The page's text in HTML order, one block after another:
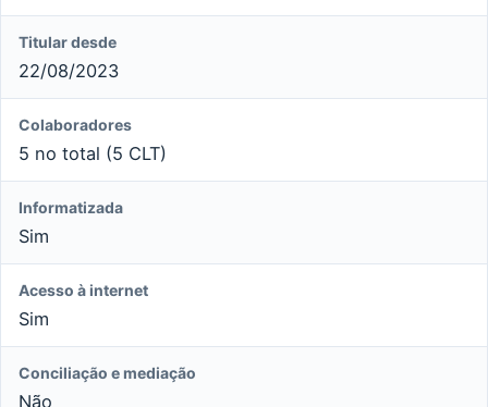
Titular desde
22/08/2023
Colaboradores
5 no total (5 CLT)
Informatizada
Sim
Acesso à internet
Sim
Conciliação e mediação
Não